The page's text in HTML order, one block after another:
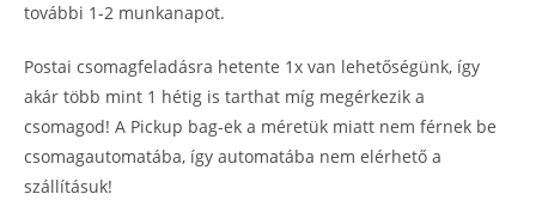
további 1-2 munkanapot.
Postai csomagfeladásra hetente 1x van lehetőségünk, így
akár több mint 1 hétig is tarthat míg megérkezik a
csomagod! A Pickup bag-ek a méretük miatt nem férnek be
csomagautomatába, így automatába nem elérhető a
szállításuk!